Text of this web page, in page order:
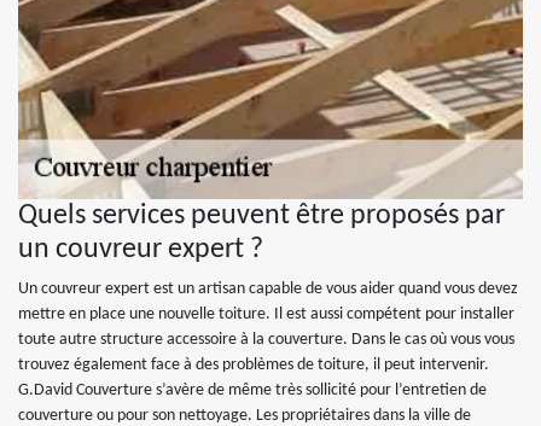
Quels services peuvent être proposés par
un couvreur expert ?
Un couvreur expert est un artisan capable de vous aider quand vous devez
mettre en place une nouvelle toiture. Il est aussi compétent pour installer
toute autre structure accessoire à la couverture. Dans le cas où vous vous
trouvez également face à des problèmes de toiture, il peut intervenir.
G.David Couverture s’avère de même très sollicité pour l’entretien de
couverture ou pour son nettoyage. Les propriétaires dans la ville de